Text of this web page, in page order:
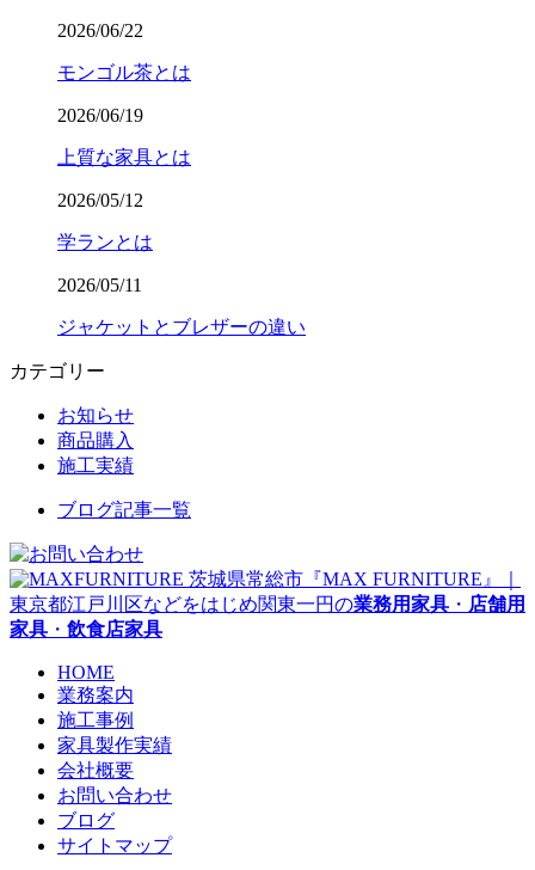
2026/06/22
モンゴル茶とは
2026/06/19
上質な家具とは
2026/05/12
学ランとは
2026/05/11
ジャケットとブレザーの違い
カテゴリー
お知らせ
商品購入
施工実績
ブログ記事一覧
茨城県常総市『MAX FURNITURE』｜
東京都江戸川区などをはじめ関東一円の業務用家具 ・ 店舗用
家具 ・ 飲食店家具
HOME
業務案内
施工事例
家具製作実績
会社概要
お問い合わせ
ブログ
サイトマップ